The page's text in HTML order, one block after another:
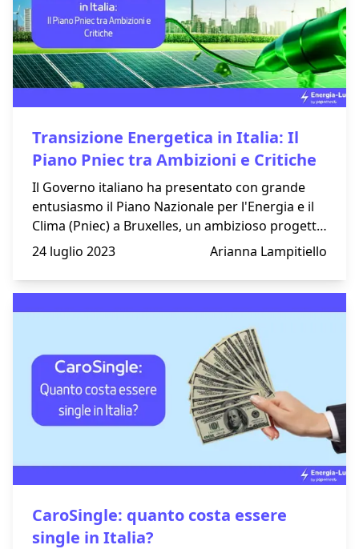
Transizione Energetica in Italia: Il
Piano Pniec tra Ambizioni e Critiche
Il Governo italiano ha presentato con grande
entusiasmo il Piano Nazionale per l'Energia e il
Clima (Pniec) a Bruxelles, un ambizioso progetto
mirato a contrastare i cambiamenti climatici e
raggiungere gli obiettivi fissati dall'Unione
Europea.
24 luglio 2023 Arianna Lampitiello
CaroSingle: quanto costa essere
single in Italia?